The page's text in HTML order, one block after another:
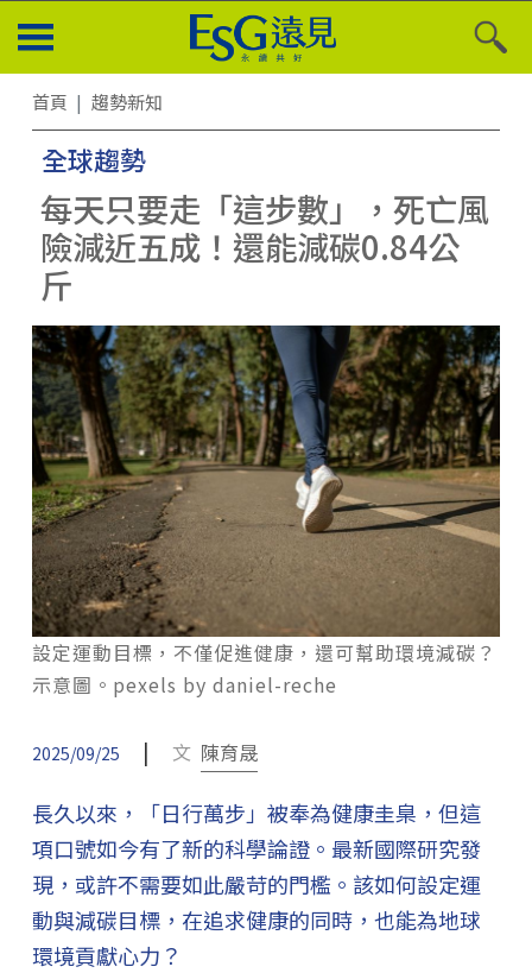
首頁 趨勢新知
全球趨勢
每天只要走「這步數」，死亡風
險減近五成！還能減碳0.84公
斤
設定運動目標，不僅促進健康，還可幫助環境減碳？
示意圖。pexels by daniel-reche
2025/09/25 | 文 陳育晟
長久以來，「日行萬步」被奉為健康圭臬，但這
項口號如今有了新的科學論證。最新國際研究發
現，或許不需要如此嚴苛的門檻。該如何設定運
動與減碳目標，在追求健康的同時，也能為地球
環境貢獻心力？